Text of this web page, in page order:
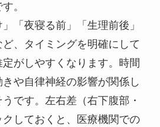
。
「夜寝る前」「生理前後」
ど、タイミングを明確にして
がしやすくなります。時間
や自律神経の影響が関係し
です。左右差（右下腹部・
しておくと、医療機関での